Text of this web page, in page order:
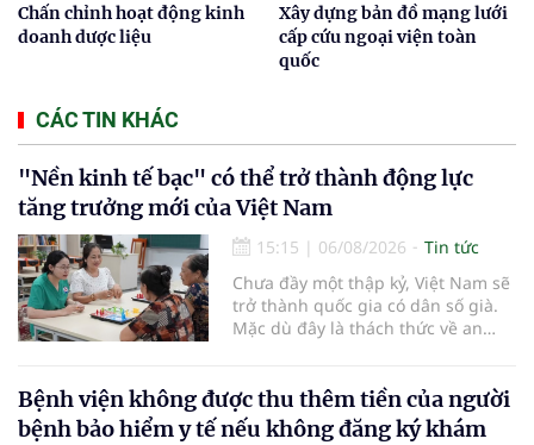
Chấn chỉnh hoạt động kinh
doanh dược liệu
Xây dựng bản đồ mạng lưới
cấp cứu ngoại viện toàn
quốc
CÁC TIN KHÁC
"Nền kinh tế bạc" có thể trở thành động lực
tăng trưởng mới của Việt Nam
15:15 | 06/08/2026
Tin tức
Chưa đầy một thập kỷ, Việt Nam sẽ
trở thành quốc gia có dân số già.
Mặc dù đây là thách thức về an
có giá trị hàng tỷ USD.
Bệnh viện không được thu thêm tiền của người
bệnh bảo hiểm y tế nếu không đăng ký khám